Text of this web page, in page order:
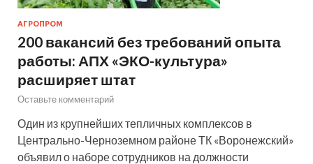
АГРОПРОМ
200 вакансий без требований опыта
работы: АПХ «ЭКО-культура»
расширяет штат
Оставьте комментарий
Один из крупнейших тепличных комплексов в
Центрально-Черноземном районе ТК «Воронежский»
объявил о наборе сотрудников на должности